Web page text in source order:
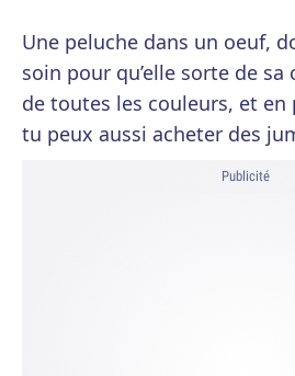
Une peluche dans un oeuf,
soin pour qu’elle sorte de sa
de toutes les couleurs, et
tu peux aussi acheter des
Publicité